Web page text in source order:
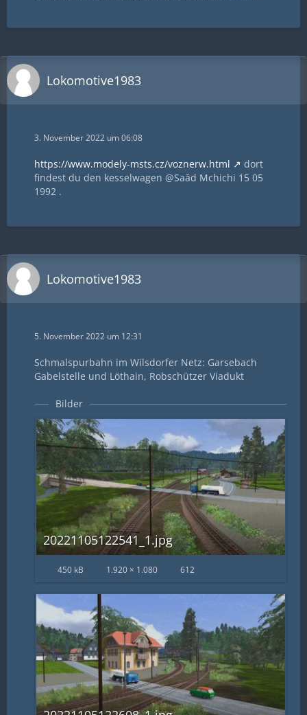
Lokomotive1983
3. November 2022 um 06:08
https://www.modely-msts.cz/voznerw.html
dort
findest du den kesselwagen @Saâd Mchichi 15 05
1992 .
Lokomotive1983
5. November 2022 um 12:31
Schmalspurbahn im Wilsdorfer Netz: Garsebach
Gabelstelle und Löthain, Robschützer Viadukt
Bilder
20221105122541_1.jpg
450 kB 1.920 × 1.080 612